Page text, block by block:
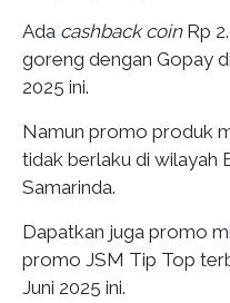
Ada cashback coin Rp
goreng dengan Gopay
2025 ini.
Namun promo produk
tidak berlaku di wilayah
Samarinda.
Dapatkan juga promo
promo JSM Tip Top
Juni 2025 ini.